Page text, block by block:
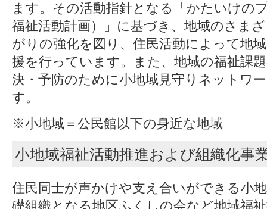
ます。その活動指針となる「かたいけの
福祉活動計画）」に基づき、地域のさま
がりの強化を図り、住民活動によって地
援を行っています。また、地域の福祉課
決・予防のために小地域見守りネットワ
す。
※小地域＝公民館以下の身近な地域
小地域福祉活動推進および組織化事
住民同士が声かけや支え合いができる小
礎組織となる地区ふくしの会など地域福